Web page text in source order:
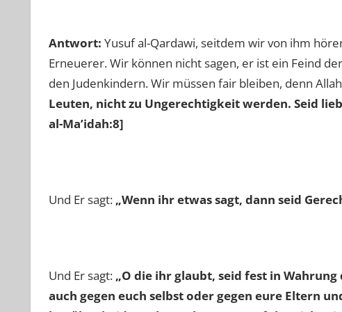
Antwort: Yusuf al-Qardawi, seitdem wir von ihm
Erneuerer. Wir können nicht sagen, er ist ein Feind
den Judenkindern. Wir müssen fair bleiben, denn Allah
Leuten, nicht zu Ungerechtigkeit werden. Seid
al-Ma’idah:8]
Und Er sagt: „Wenn ihr etwas sagt, dann seid
Und Er sagt: „O die ihr glaubt, seid fest in
auch gegen euch selbst oder gegen eure Eltern